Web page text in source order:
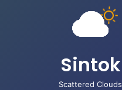
Sintok
Scattered Clouds